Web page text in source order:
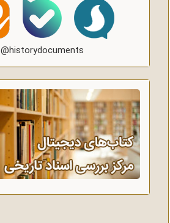
@historydocuments